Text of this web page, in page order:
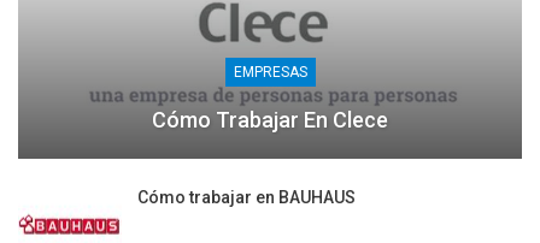
EMPRESAS
Cómo Trabajar En Clece
Cómo trabajar en BAUHAUS